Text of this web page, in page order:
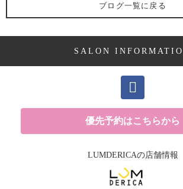
ママ向け (10記事)
ブログ一覧に戻る
SALON
優先予約はこちらから
LUMDERICAの店舗情報